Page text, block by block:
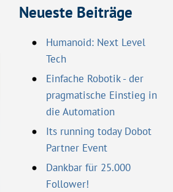
Neueste Beiträge
Humanoid: Next Level
Tech
Einfache Robotik - der
pragmatische Einstieg in
die Automation
Its running today Dobot
Partner Event
Dankbar für 25.000
Follower!